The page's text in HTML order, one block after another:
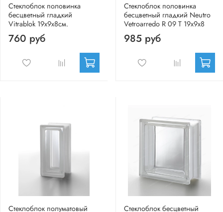
Стеклоблок половинка
бесцветный гладкий
Vitrablok 19х9х8см.
760 руб
Стеклоблок половинка
бесцветный гладкий Neutro
Vetroarredo R 09 T 19x9x8
985 руб
Стеклоблок полуматовый Стеклоблок бесцветный